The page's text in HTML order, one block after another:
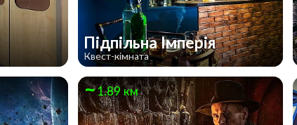
Підпільна Імперія
Квест-кімната
1.89 км